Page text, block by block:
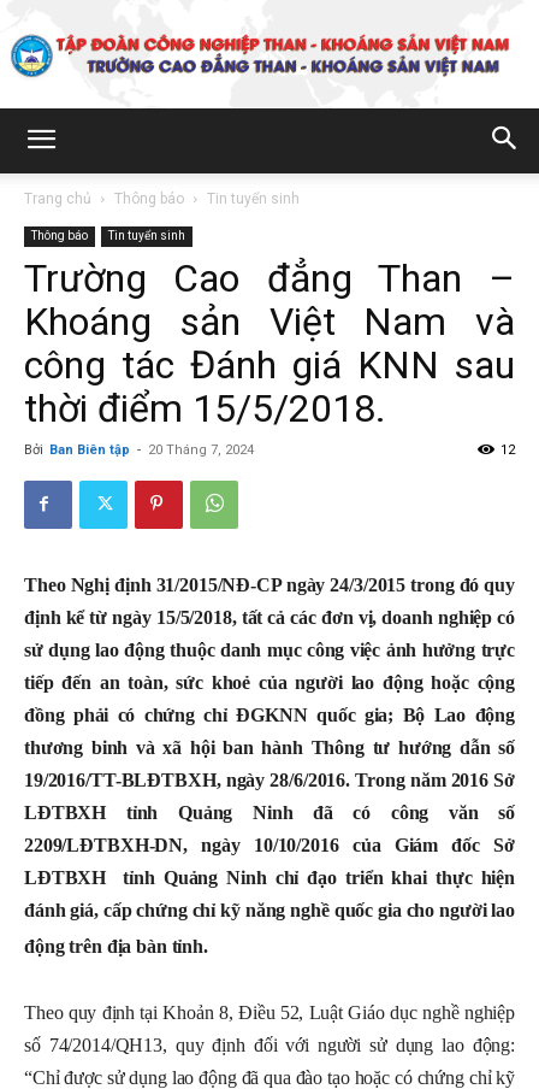
Trường
Than
Khoáng
sản
Trang chủ Thông báo Tin tuyển sinh
Thông báo Tin tuyển sinh
Trường Cao đẳng Than –
Khoáng sản Việt Nam và
công tác Đánh giá KNN sau
thời điểm 15/5/2018.
Bởi Ban Biên tập - 20 Tháng 7, 2024 12
Theo Nghị định 31/2015/NĐ-CP ngày 24/3/2015 trong đó quy
định kể từ ngày 15/5/2018, tất cả các đơn vị, doanh nghiệp có
sử dụng lao động thuộc danh mục công việc ảnh hưởng trực
tiếp đến an toàn, sức khoẻ của người lao động hoặc cộng
đồng phải có chứng chỉ ĐGKNN quốc gia; Bộ Lao động
thương binh và xã hội ban hành Thông tư hướng dẫn số
19/2016/TT-BLĐTBXH, ngày 28/6/2016. Trong năm 2016 Sở
LĐTBXH tỉnh Quảng Ninh đã có công văn số
2209/LĐTBXH-DN, ngày 10/10/2016 của Giám đốc Sở
LĐTBXH tỉnh Quảng Ninh chỉ đạo triển khai thực hiện
đánh giá, cấp chứng chỉ kỹ năng nghề quốc gia cho người lao
động trên địa bàn tỉnh.
Theo quy định tại Khoản 8, Điều 52, Luật Giáo dục nghề nghiệp
số 74/2014/QH13, quy định đối với người sử dụng lao động:
“Chỉ được sử dụng lao động đã qua đào tạo hoặc có chứng chỉ kỹ